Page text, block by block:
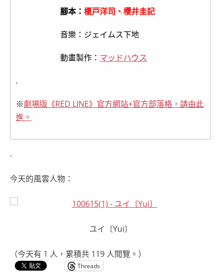
腳本： 榎戸洋司、櫻井圭記
音樂：ジェイムス下地
動畫製作： マッドハウス
.
※劇場版《RED LINE》官方網站+官方部落格，請由此
進。
.
今天的風雲人物：
ユイ〔Yui〕
（今天有 1 人，累積共 119 人閱覽。）
Threads